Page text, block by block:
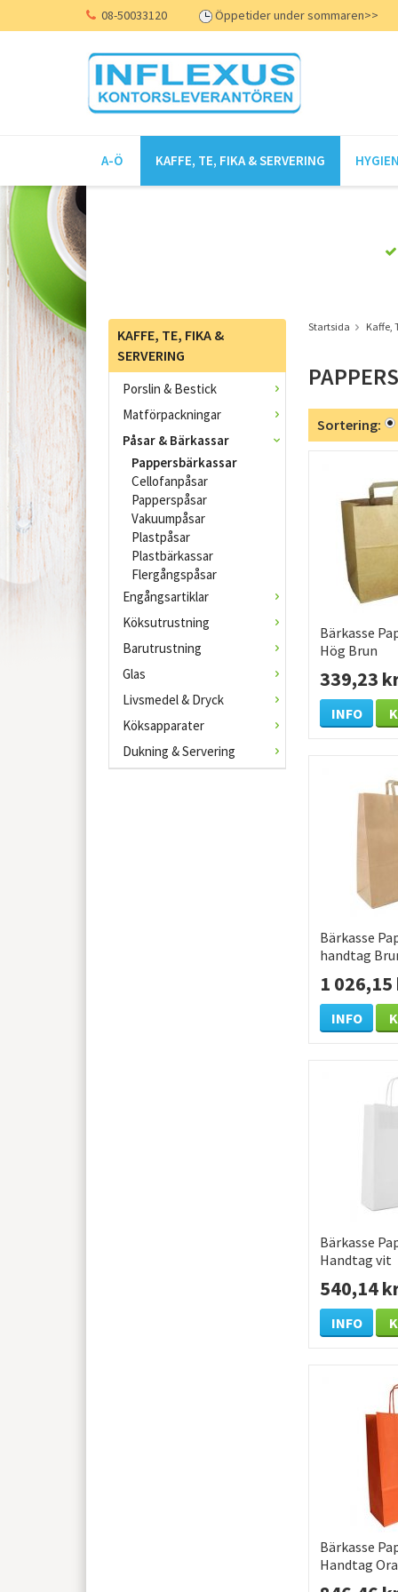
08-50033120 Öppetider under sommaren>>
A-Ö KAFFE, TE, FIKA & SERVERING
KAFFE, TE, FIKA &
SERVERING
Porslin & Bestick
Matförpackningar
Påsar & Bärkassar
Pappersbärkassar
Cellofanpåsar
Papperspåsar
Vakuumpåsar
Plastpåsar
Plastbärkassar
Flergångspåsar
Engångsartiklar
Köksutrustning
Barutrustning
Glas
Livsmedel & Dryck
Köksapparater
Dukning & Servering
Startsida Kaffe,
Sortering:
Bärkasse
Hög Brun
/KRT
339,23
INFO
Bärkasse
handtag
1
INFO
Bärkasse
Handtag vit
/KRT
540,14
INFO
Bärkasse
Handtag